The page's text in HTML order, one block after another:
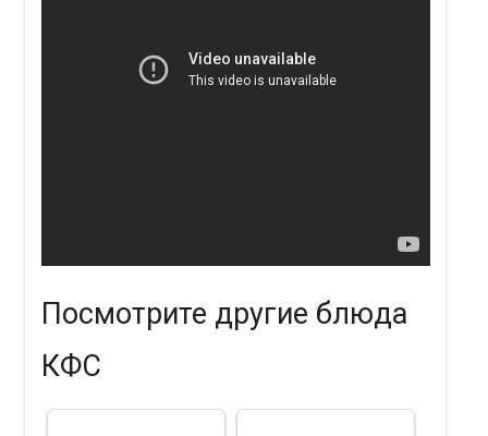
Посмотрите другие блюда
КФС